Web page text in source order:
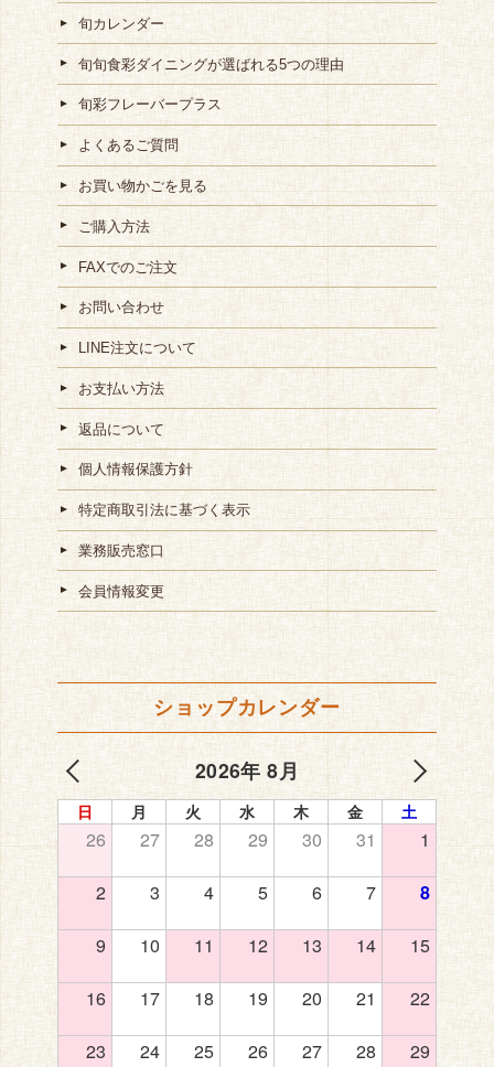
旬カレンダー
旬旬食彩ダイニングが選ばれる5つの理由
旬彩フレーバープラス
よくあるご質問
お買い物かごを見る
ご購入方法
FAXでのご注文
お問い合わせ
LINE注文について
お支払い方法
返品について
個人情報保護方針
特定商取引法に基づく表示
業務販売窓口
会員情報変更
ショップカレンダー
2026年 8月
日 月 火 水 木 金 土
26 27 28 29 30 31 1
2 3 4 5 6 7 8
9 10 11 12 13 14 15
16 17 18 19 20 21 22
23 24 25 26 27 28 29